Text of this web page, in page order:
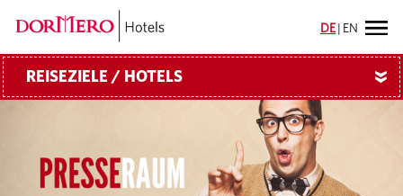
DE EN
REISEZIELE / HOTELS »